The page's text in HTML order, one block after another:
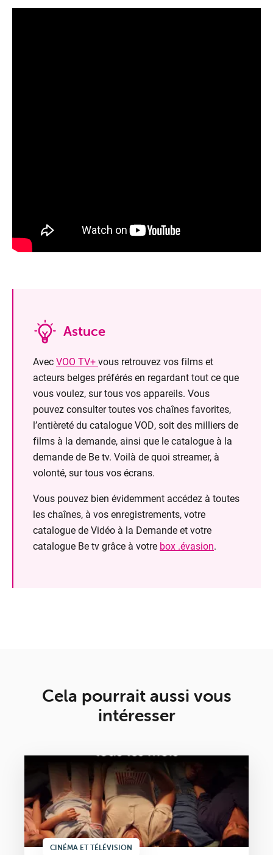
Astuce
AvecVOO TV+vous retrouvez vos films et
acteurs belges préférés en regardant tout ce que
vous voulez, sur tous vos appareils. Vous
pouvez consulter toutes vos chaînes favorites,
l’entièreté du catalogue VOD, soit des milliers de
films à la demande, ainsi que le catalogue à la
demande de Be tv. Voilà de quoi streamer, à
volonté, sur tous vos écrans.
Vous pouvez bien évidemment accédez à toutes
les chaînes, à vos enregistrements, votre
catalogue de Vidéo à la Demande et votre
catalogue Be tv grâce à votre box .évasion.
Cela pourrait aussi vous
intéresser
CINÉMA ET TÉLÉVISION